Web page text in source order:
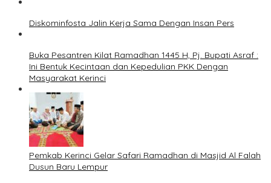
Diskominfosta Jalin Kerja Sama Dengan Insan Pers
Buka Pesantren Kilat Ramadhan 1445 H, Pj. Bupati Asraf :
Ini Bentuk Kecintaan dan Kepedulian PKK Dengan
Masyarakat Kerinci
Pemkab Kerinci Gelar Safari Ramadhan di Masjid Al Falah
Dusun Baru Lempur